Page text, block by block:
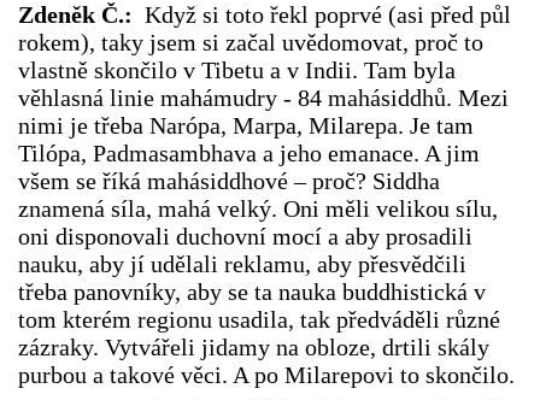
Zdeněk Č.: Když si toto řekl poprvé (asi před půl
rokem), taky jsem si začal uvědomovat, proč to
vlastně skončilo v Tibetu a v Indii. Tam byla
věhlasná linie mahámudry - 84 mahásiddhů. Mezi
nimi je třeba Narópa, Marpa, Milarepa. Je tam
Tilópa, Padmasambhava a jeho emanace. A jim
všem se říká mahásiddhové – proč? Siddha
znamená síla, mahá velký. Oni měli velikou sílu,
oni disponovali duchovní mocí a aby prosadili
nauku, aby jí udělali reklamu, aby přesvědčili
třeba panovníky, aby se ta nauka buddhistická v
tom kterém regionu usadila, tak předváděli různé
zázraky. Vytvářeli jidamy na obloze, drtili skály
purbou a takové věci. A po Milarepovi to skončilo.